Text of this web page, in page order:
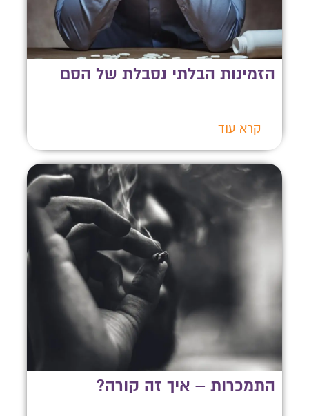
הזמינות הבלתי נסבלת של הסם
קרא עוד
התמכרות – איך זה קורה?